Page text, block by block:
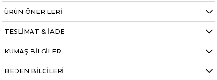
ÜRÜN ÖNERILERI
TESLIMAT & İADE
KUMAŞ BILGILERI
BEDEN BILGILERI